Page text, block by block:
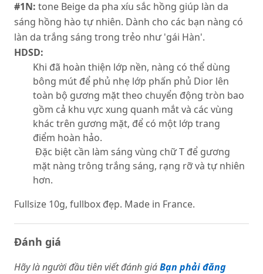
#1N: tone Beige da pha xíu sắc hồng giúp làn da
sáng hồng hào tự nhiên. Dành cho các bạn nàng có
làn da trắng sáng trong trẻo như 'gái Hàn'.
HDSD:
Khi đã hoàn thiện lớp nền, nàng có thể dùng
bông mút để phủ nhẹ lớp phấn phủ Dior lên
toàn bộ gương mặt theo chuyển động tròn bao
gồm cả khu vực xung quanh mắt và các vùng
khác trên gương mặt, để có một lớp trang
điểm hoàn hảo.
Đặc biệt cần làm sáng vùng chữ T để gương
mặt nàng trông trắng sáng, rạng rỡ và tự nhiên
hơn.
Fullsize 10g, fullbox đẹp. Made in France.
Đánh giá
Hãy là người đầu tiên viết đánh giáBạn phải đăng